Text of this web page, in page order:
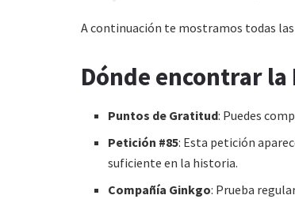
A continuación te mostramos todas
Dónde encontrar
Puntos de Gratitud: Puedes
Petición #85: Esta petición
suficiente en la historia.
Compañía Ginkgo: Prueba